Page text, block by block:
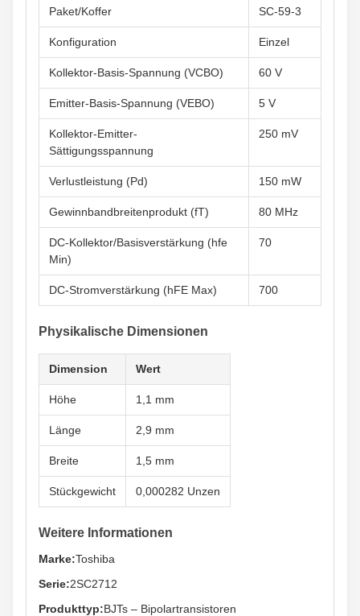
Paket/Koffer SC-59-3
Konfiguration Einzel
Kollektor-Basis-Spannung (VCBO) 60 V
Emitter-Basis-Spannung (VEBO) 5 V
Kollektor-Emitter-
Sättigungsspannung
250 mV
Verlustleistung (Pd) 150 mW
Gewinnbandbreitenprodukt (fT) 80 MHz
DC-Kollektor/Basisverstärkung (hfe
Min)
70
DC-Stromverstärkung (hFE Max) 700
Physikalische Dimensionen
Dimension Wert
Höhe 1,1 mm
Länge 2,9 mm
Breite 1,5 mm
Stückgewicht 0,000282 Unzen
Weitere Informationen
Marke:Toshiba
Serie:2SC2712
Produkttyp:BJTs – Bipolartransistoren